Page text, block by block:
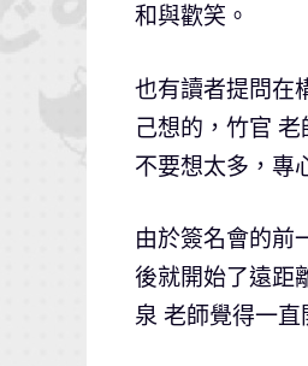
和與歡笑。
也有讀者提問在
己想的，竹官
不要想太多，專
由於簽名會的前
後就開始了遠距
泉 老師覺得一